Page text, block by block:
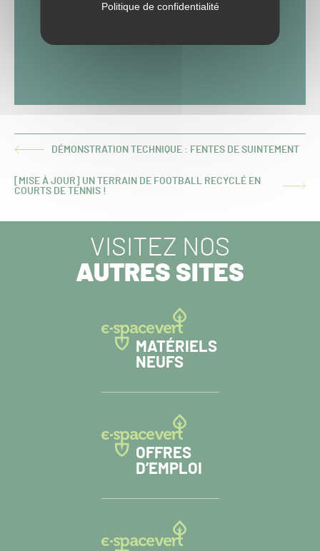
Politique de confidentialité
ARTICLEDÉMONSTRATION TECHNIQUE : FENTES DE SUINTEMENT
ARTICLE
[MISE À JOUR] UN TERRAIN DE FOOTBALL RECYCLÉ EN
COURTS DE TENNIS !
VISITEZ NOS
AUTRES SITES
MATÉRIELS
NEUFS
OFFRES
D’EMPLOI